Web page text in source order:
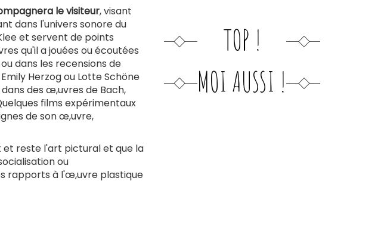
le visiteur, visant
dans l'univers sonore du
et servent de points
qu'il a jouées ou écoutées
dans les recensions de
Herzog ou Lotte Schöne
des œ,uvres de Bach,
films expérimentaux
de son œ,uvre,
et reste l'art pictural et que la
ou
rapports à l'œ,uvre plastique
TOP !
MOI AUSSI !